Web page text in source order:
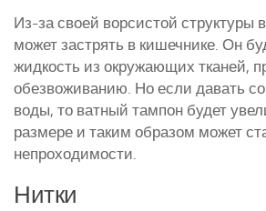
Из-за своей ворсистой структуры
может застрять в кишечнике. Он
жидкость из окружающих тканей,
обезвоживанию. Но если давать
воды, то ватный тампон будет
размере и таким образом может
непроходимости.
Нитки